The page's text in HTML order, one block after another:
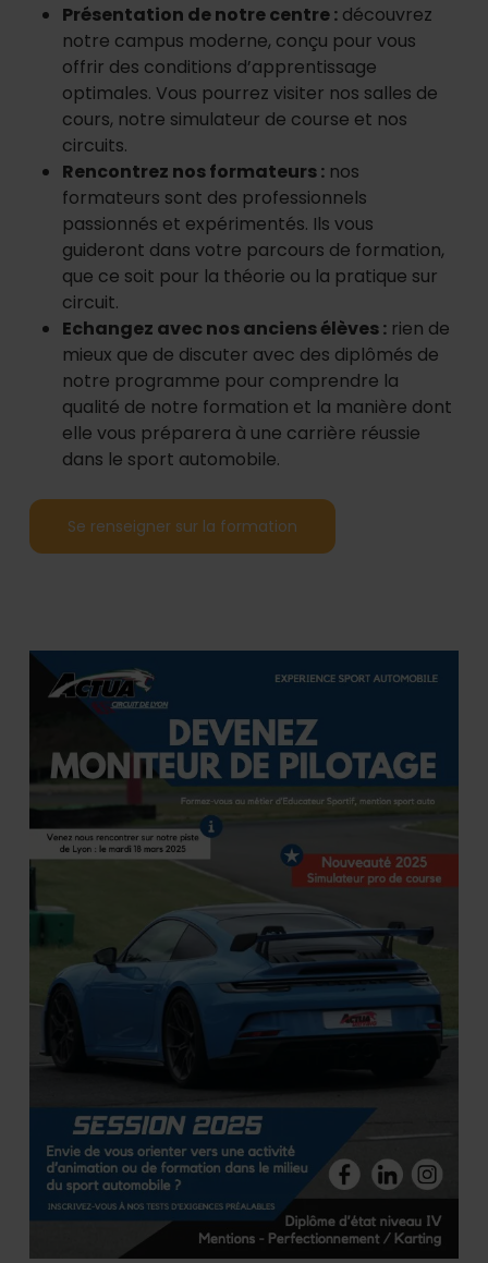
Présentation de notre centre :découvrez
notre campus moderne, conçu pour vous
offrir des conditions d’apprentissage
optimales. Vous pourrez visiter nos salles de
cours, notre simulateur de course et nos
circuits.
Rencontrez nos formateurs :nos
formateurs sont des professionnels
passionnés et expérimentés. Ils vous
guideront dans votre parcours de formation,
que ce soit pour la théorie ou la pratique sur
circuit.
Echangez avec nos anciens élèves :rien de
mieux que de discuter avec des diplômés de
notre programme pour comprendre la
qualité de notre formation et la manière dont
elle vous préparera à une carrière réussie
dans le sport automobile.
Se renseigner sur la formation